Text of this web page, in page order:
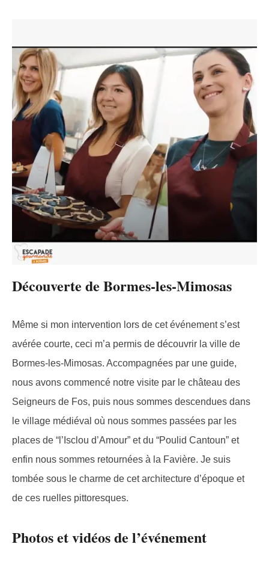
Découverte de Bormes-les-Mimosas
Même si mon intervention lors de cet événement s’est
avérée courte, ceci m’a permis de découvrir la ville de
Bormes-les-Mimosas. Accompagnées par une guide,
nous avons commencé notre visite par le château des
Seigneurs de Fos, puis nous sommes descendues dans
le village médiéval où nous sommes passées par les
places de “l’Isclou d’Amour” et du “Poulid Cantoun” et
enfin nous sommes retournées à la Favière. Je suis
tombée sous le charme de cet architecture d’époque et
de ces ruelles pittoresques.
Photos et vidéos de l’événement